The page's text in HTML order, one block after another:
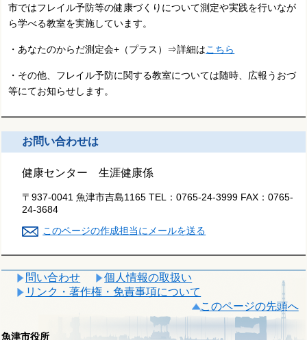
市ではフレイル予防等の健康づくりについて測定や実践を行いなが
ら学べる教室を実施しています。
・あなたのからだ測定会+（プラス）⇒詳細はこちら
・その他、フレイル予防に関する教室については随時、広報うおづ
等にてお知らせします。
お問い合わせは
健康センター 生涯健康係
〒937-0041 魚津市吉島1165 TEL：0765-24-3999 FAX：0765-
24-3684
このページの作成担当にメールを送る
問い合わせ
個人情報の取扱い
リンク・著作権・免責事項について
このページの先頭へ
魚津市役所